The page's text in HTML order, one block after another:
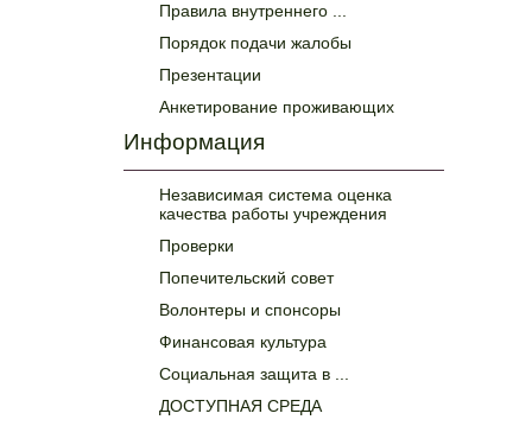
Правила внутреннего ...
Порядок подачи жалобы
Презентации
Анкетирование проживающих
Информация
Независимая система оценка
качества работы учреждения
Проверки
Попечительский совет
Волонтеры и спонсоры
Финансовая культура
Социальная защита в ...
ДОСТУПНАЯ СРЕДА